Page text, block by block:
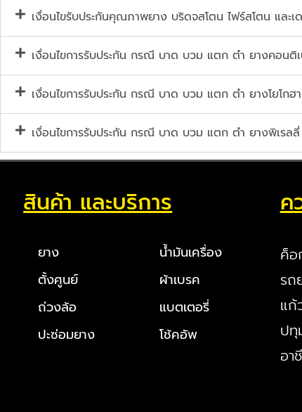
เงื่อนไขรับประกันคุณภาพยาง บริดจสโตน ไฟร์สโตน และเ
เงื่อนไขการรับประกัน กรณี บาด บวม แตก ตำ ยางคอนติ
เงื่อนไขการรับประกัน กรณี บาด บวม แตก ตำ ยางโยโกฮ
เงื่อนไขการรับประกัน กรณี บาด บวม แตก ตำ ยางพิเรลลี่
สินค้า และบริการ
ยาง
ตั้งศูนย์
ถ่วงล้อ
ปะซ่อมยาง
น้ำมันเครื่อง
ผ้าเบรค
แบตเตอรี่
โช้คอัพ
ค
ค็อ
รถ
แก้
ปทุ
อา